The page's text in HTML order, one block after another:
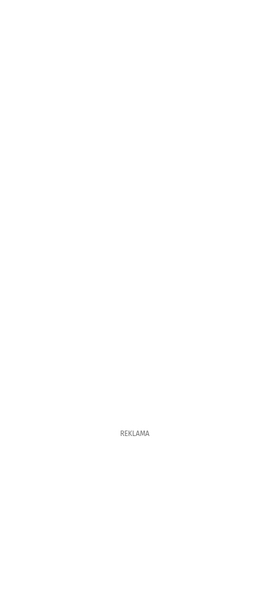
REKLAMA